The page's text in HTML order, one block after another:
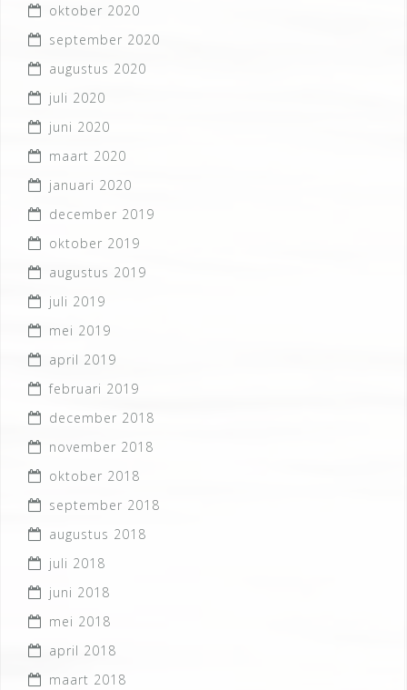
oktober 2020
september 2020
augustus 2020
juli 2020
juni 2020
maart 2020
januari 2020
december 2019
oktober 2019
augustus 2019
juli 2019
mei 2019
april 2019
februari 2019
december 2018
november 2018
oktober 2018
september 2018
augustus 2018
juli 2018
juni 2018
mei 2018
april 2018
maart 2018